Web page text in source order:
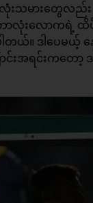
းသမားတွေလည်
ာလုံးလောကရဲ့ ထိ
တယ်။ ဒါပေမယ့်
င်းအရင်းကတော့